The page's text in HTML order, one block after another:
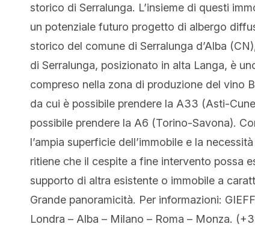
storico di Serralunga. L’insieme di questi
un potenziale futuro progetto di albergo
storico del comune di Serralunga d’Alba
di Serralunga, posizionato in alta Langa, è
compreso nella zona di produzione del vino
da cui è possibile prendere la A33 (Asti-
possibile prendere la A6 (Torino-Savona).
l’ampia superficie dell’immobile e la
ritiene che il cespite a fine intervento possa
supporto di altra esistente o immobile a
Grande panoramicità. Per informazioni:
Londra – Alba – Milano – Roma – Monza.